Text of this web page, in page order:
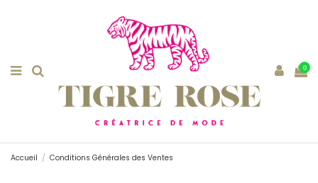
0
Accueil Conditions Générales des Ventes